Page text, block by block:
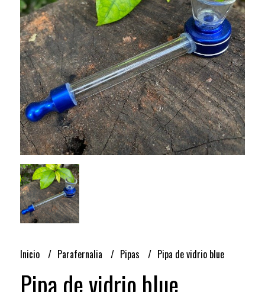
Inicio Parafernalia Pipas Pipa de vidrio blue
Pipa de vidrio blue